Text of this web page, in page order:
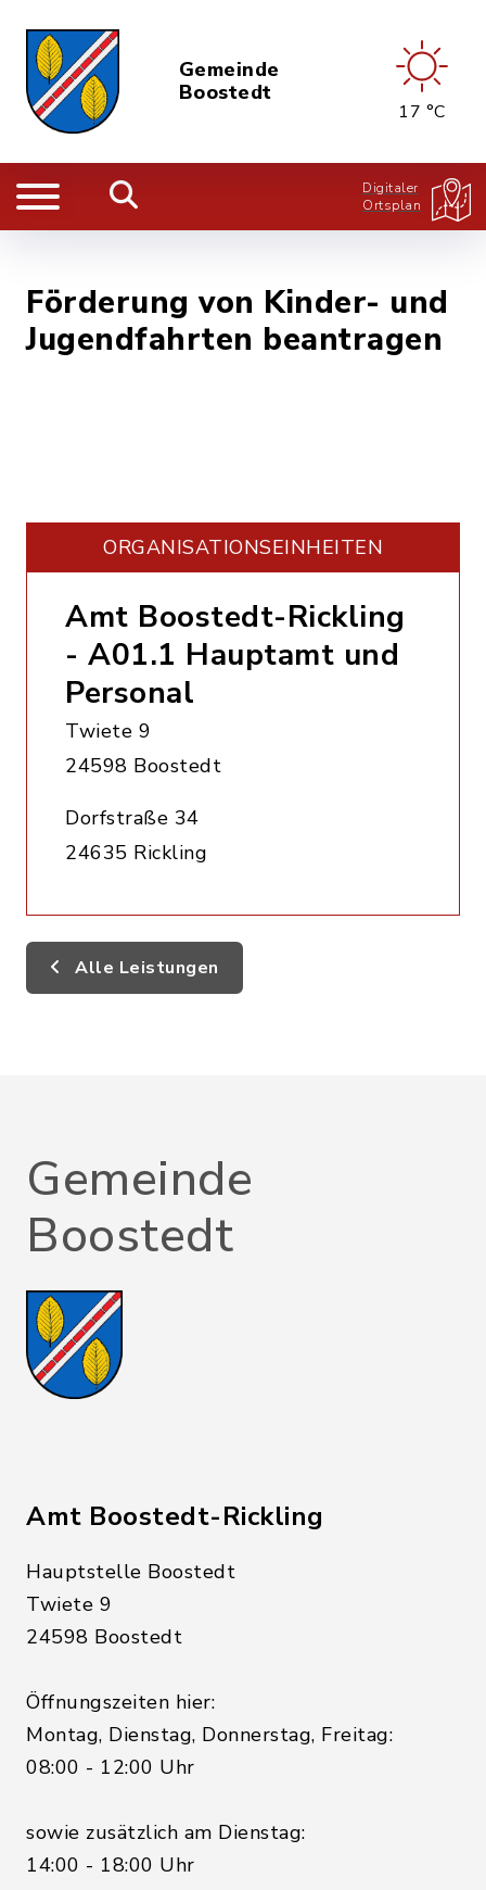
Gemeinde
Boostedt
17 °C
Digitaler
Ortsplan
Förderung von Kinder- und
Jugendfahrten beantragen
ORGANISATIONS­EINHEITEN
Amt Boostedt-Rickling
- A01.1 Hauptamt und
Personal
Twiete 9
24598 Boostedt
Dorfstraße 34
24635 Rickling
Alle Leistungen
Gemeinde
Boostedt
Amt Boostedt-Rickling
Hauptstelle Boostedt
Twiete 9
24598 Boostedt
Öffnungszeiten hier:
Montag, Dienstag, Donnerstag, Freitag:
08:00 - 12:00 Uhr
sowie zusätzlich am Dienstag:
14:00 - 18:00 Uhr